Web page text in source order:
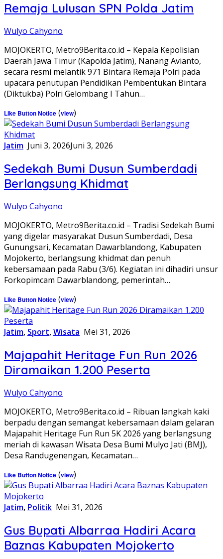
Remaja Lulusan SPN Polda Jatim
Wulyo Cahyono
MOJOKERTO, Metro9Berita.co.id – Kepala Kepolisian
Daerah Jawa Timur (Kapolda Jatim), Nanang Avianto,
secara resmi melantik 971 Bintara Remaja Polri pada
upacara penutupan Pendidikan Pembentukan Bintara
(Diktukba) Polri Gelombang I Tahun…
Like Button Notice (view)
Jatim Juni 3, 2026Juni 3, 2026
Sedekah Bumi Dusun Sumberdadi
Berlangsung Khidmat
Wulyo Cahyono
MOJOKERTO, Metro9Berita.co.id – Tradisi Sedekah Bumi
yang digelar masyarakat Dusun Sumberdadi, Desa
Gunungsari, Kecamatan Dawarblandong, Kabupaten
Mojokerto, berlangsung khidmat dan penuh
kebersamaan pada Rabu (3/6). Kegiatan ini dihadiri unsur
Forkopimcam Dawarblandong, pemerintah…
Like Button Notice (view)
Jatim, Sport,Wisata Mei 31, 2026
Majapahit Heritage Fun Run 2026
Diramaikan 1.200 Peserta
Wulyo Cahyono
MOJOKERTO, Metro9Berita.co.id – Ribuan langkah kaki
berpadu dengan semangat kebersamaan dalam gelaran
Majapahit Heritage Fun Run 5K 2026 yang berlangsung
meriah di kawasan Wisata Desa Bumi Mulyo Jati (BMJ),
Desa Randugenengan, Kecamatan…
Like Button Notice (view)
Jatim, Politik Mei 31, 2026
Gus Bupati Albarraa Hadiri Acara
Baznas Kabupaten Mojokerto